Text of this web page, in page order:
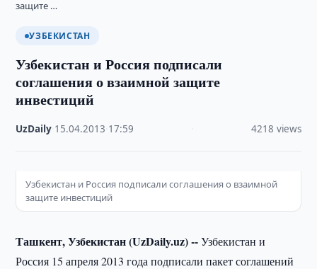
защите …
УЗБЕКИСТАН
Узбекистан и Россия подписали
соглашения о взаимной защите
инвестиций
UzDaily 15.04.2013 17:59 4218 views
Узбекистан и Россия подписали соглашения о взаимной
защите инвестиций
Ташкент, Узбекистан (UzDaily.uz) --Узбекистан и
Россия 15 апреля 2013 года подписали пакет соглашений